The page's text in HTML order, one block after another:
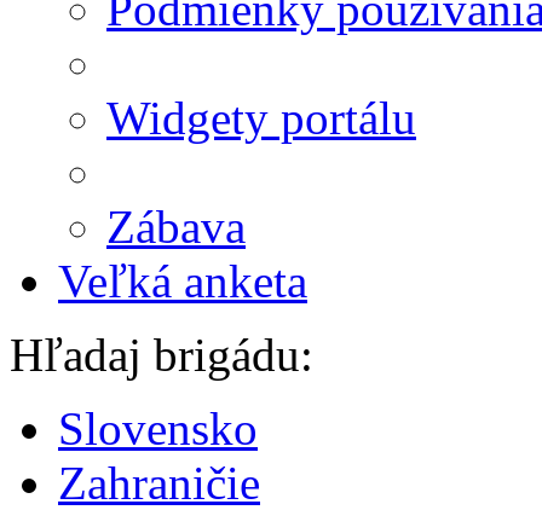
Widgety portálu
Zábava
Veľká anketa
Hľadaj brigádu:
Slovensko
Zahraničie